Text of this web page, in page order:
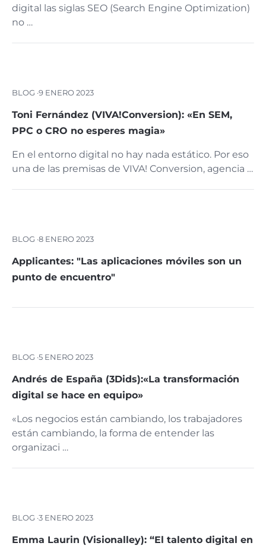
digital las siglas SEO (Search Engine Optimization)
no …
BLOG ·9 ENERO 2023
Toni Fernández (VIVA!Conversion): «En SEM,
PPC o CRO no esperes magia»
En el entorno digital no hay nada estático. Por eso
una de las premisas de VIVA! Conversion, agencia …
BLOG ·8 ENERO 2023
Applicantes: "Las aplicaciones móviles son un
punto de encuentro"
BLOG ·5 ENERO 2023
Andrés de España (3Dids):«La transformación
digital se hace en equipo»
«Los negocios están cambiando, los trabajadores
están cambiando, la forma de entender las
organizaci …
BLOG ·3 ENERO 2023
Emma Laurin (Visionalley): “El talento digital en